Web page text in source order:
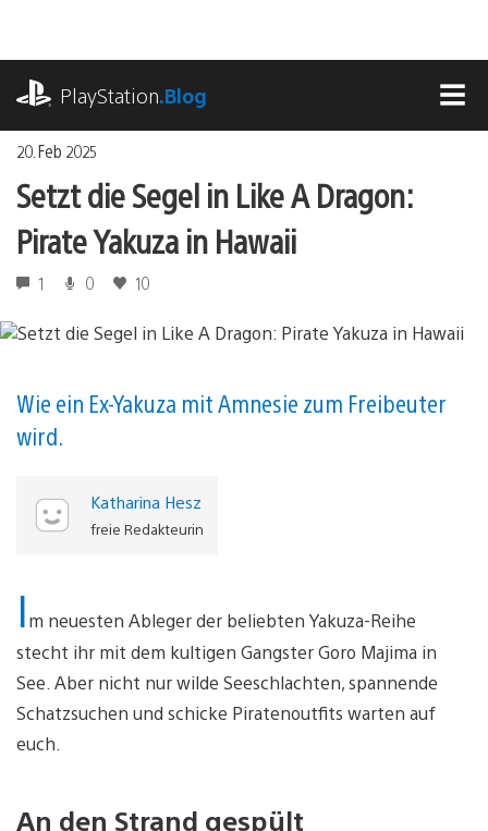
springen
PlayStation.Blog
20. Feb 2025
Setzt die Segel in Like A Dragon:
Pirate Yakuza in Hawaii
1 0 10
Wie ein Ex-Yakuza mit Amnesie zum Freibeuter
wird.
Katharina Hesz
freie Redakteurin
Im neuesten Ableger der beliebten Yakuza-Reihe
stecht ihr mit dem kultigen Gangster Goro Majima in
See. Aber nicht nur wilde Seeschlachten, spannende
Schatzsuchen und schicke Piratenoutfits warten auf
euch.
An den Strand gespült